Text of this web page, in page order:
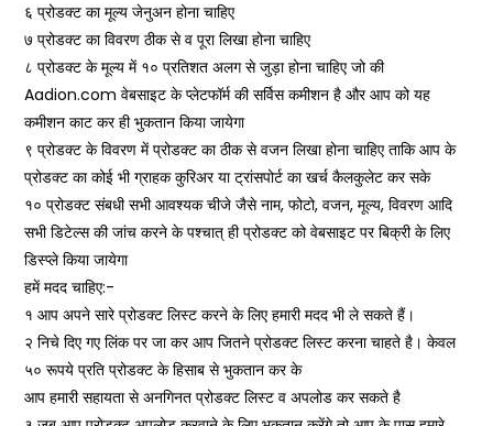
६ प्रोडक्ट का मूल्य जेनुअन होना चाहिए
७ प्रोडक्ट का विवरण ठीक से व पूरा लिखा होना चाहिए
८ प्रोडक्ट के मूल्य में १० प्रतिशत अलग से जुड़ा होना चाहिए जो की
Aadion.comवेबसाइट के प्लेटफॉर्म की सर्विस कमीशन है और आप को यह
कमीशन काट कर ही भुकतान किया जायेगा
९ प्रोडक्ट के विवरण में प्रोडक्ट का ठीक से वजन लिखा होना चाहिए ताकि आप के
प्रोडक्ट का कोई भी ग्राहक कुरिअर या ट्रांसपोर्ट का खर्च कैलकुलेट कर सके
१० प्रोडक्ट संबधी सभी आवश्यक चीजे जैसे नाम,फोटो,वजन,मूल्य,विवरण आदि
सभी डिटेल्स की जांच करने के पश्चात् ही प्रोडक्ट को वेबसाइट पर बिक्री के लिए
डिस्प्ले किया जायेगा
हमें मदद चाहिए:-
१ आप अपने सारे प्रोडक्ट लिस्ट करने के लिए हमारी मदद भी ले सकते हैं।
२ निचे दिए गए लिंक पर जा कर आप जितने प्रोडक्ट लिस्ट करना चाहते है। केवल
५० रूपये प्रति प्रोडक्ट के हिसाब से भुकतान कर के
आप हमारी सहायता से अनगिनत प्रोडक्ट लिस्ट व अपलोड कर सकते है